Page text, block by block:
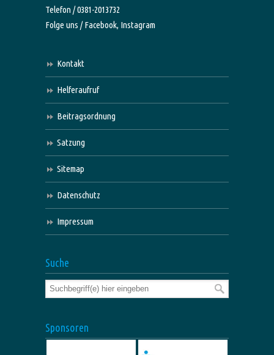
Telefon / 0381-2013732
Folge uns /Facebook, Instagram
Kontakt
Helferaufruf
Beitragsordnung
Satzung
Sitemap
Datenschutz
Impressum
Suche
Sponsoren